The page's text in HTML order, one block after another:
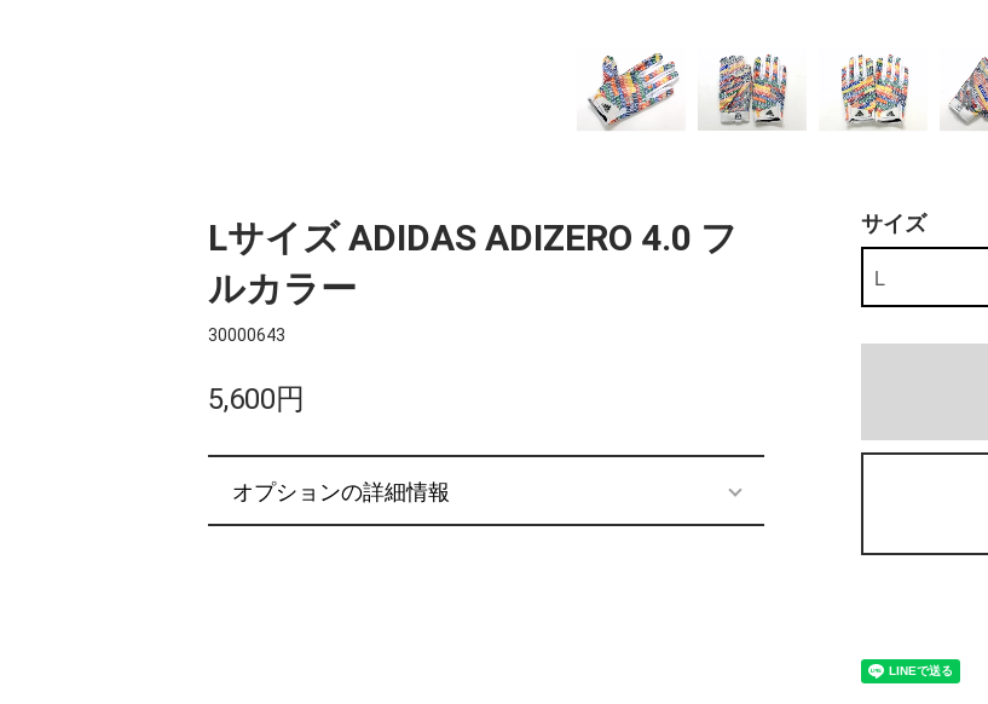
Lサイズ ADIDAS ADIZERO 4.0 フ
ルカラー
30000643
5,600円
オプションの詳細情報
サイズ